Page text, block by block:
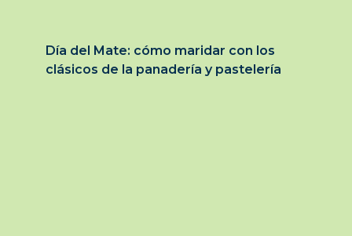
Día del Mate: cómo maridar con los
clásicos de la panadería y pastelería